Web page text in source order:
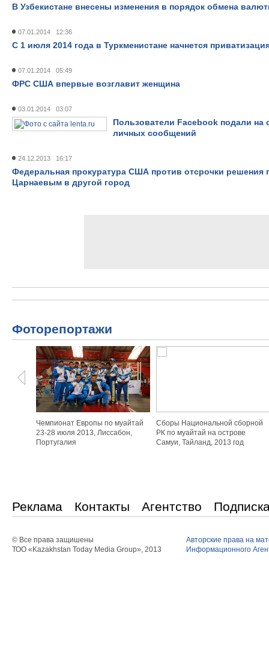
В Узбекистане внесены изменения в порядок обмена
07.01.2014 12:36
С 1 июля 2014 года в Туркменистане начнется
07.01.2014 05:49
ФРС США впервые возглавит женщина
03.01.2014 03:07
Пользователи Facebook подали на
личных сообщений
24.12.2013 16:17
Федеральная прокуратура США против отсрочки решения
Царнаевым в другой город
Фоторепортажи
Чемпионат Европы по муайтай
23-28 июля 2013, Лиссабон,
Португалия
Сборы Национальной сборной
РК по муайтай на острове
Самуи, Тайланд, 2013 год
Реклама Контакты Агентство
© Все права защишены
ТОО «Kazakhstan Today Media Group», 2013
Авторские права на
Информационного